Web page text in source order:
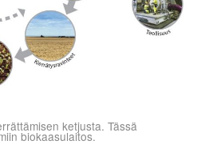
ketjusta. Tässä
biokaasulaitos.